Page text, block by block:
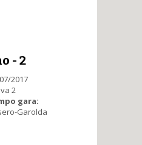
- 2
2017
2
gara:
Garolda